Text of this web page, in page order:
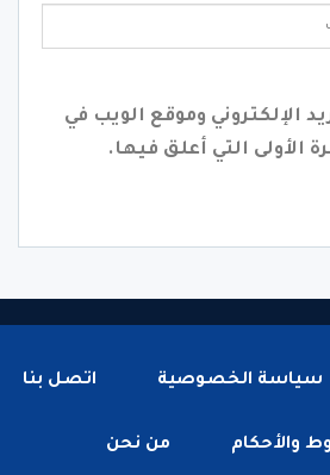
الإلكتروني وموقع الويب في
الأولى التي أعلق فيها.
سياسة الخصوصية اتصل بنا
والأحكام من نحن